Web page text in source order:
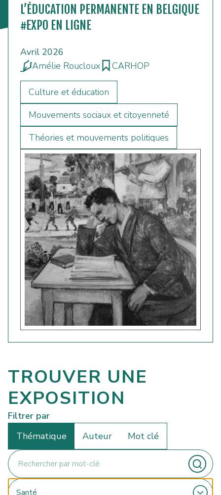
L’ÉDUCATION PERMANENTE EN BELGIQUE
#EXPO EN LIGNE
Avril 2026
Amélie Roucloux
CARHOP
Culture et éducation
Mouvements sociaux et citoyenneté
Théories et mouvements politiques
TROUVER UNE
EXPOSITION
Filtrer par
Thématique
Auteur Mot clé